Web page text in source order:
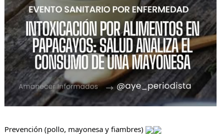
Prevención (pollo, mayonesa y fiambres)